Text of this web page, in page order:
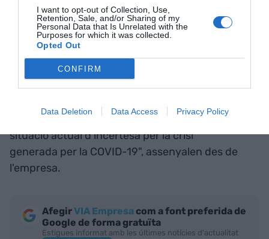
I want to opt-out of Collection, Use,
Retention, Sale, and/or Sharing of my
Personal Data that Is Unrelated with the
Purposes for which it was collected.
Opted Out
CONFIRM
Data Deletion Data Access Privacy Policy
L'objectiu de l'equip de Parlem Empreses és "oferir
atenció i assessorament personalitzat a les
companyies, de manera que puguin disposar de
les solucions tecnològiques més adequades al seu
sector i les seves necessitats. En aquest sentit, el
temperatura vol ajudar les companyies en la
situació actual d'incertesa per la crisi
generada per la COVID-19", assenyalen des de
l'empresa.
AfegirVIA Empresa com a font preferida de
Google de forma gratuïta
Estigues informat amb les últimes notícies d'actualitat